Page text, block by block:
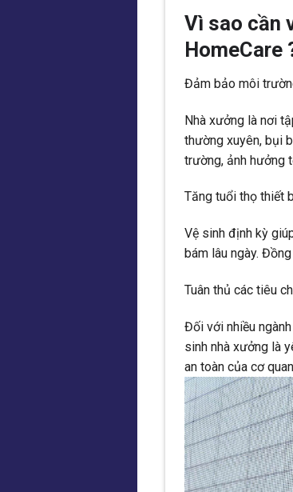
Vì sao cần
HomeCare
Đảm bảo môi
Nhà xưởng là nơi
thường xuyên, bụi
trường, ảnh hưởng
Tăng tuổi thọ thiết
Vệ sinh định kỳ
bám lâu ngày.
Tuân thủ các tiêu
Đối với nhiều
sinh nhà xưởng là
an toàn của cơ